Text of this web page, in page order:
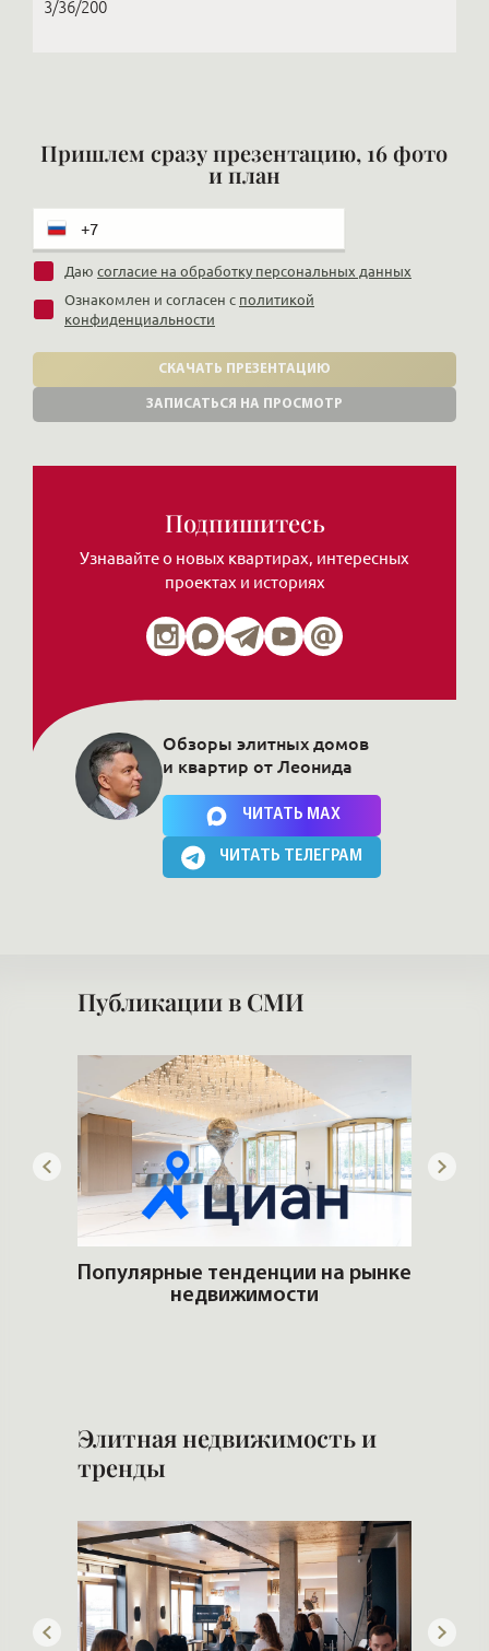
3/36/200
Пришлем сразу презентацию, 16 фото
и план
Даю согласие на обработку персональных данных
Ознакомлен и согласен с политикой
конфиденциальности
СКАЧАТЬ ПРЕЗЕНТАЦИЮ
ЗАПИСАТЬСЯ НА ПРОСМОТР
Подпишитесь
Узнавайте о новых квартирах, интересных
проектах и историях
Нажимая на кнопку, Вы соглашаетесь c политикой сайта
Обзоры элитных домов
и квартир от Леонида
ЧИТАТЬ MAX
ЧИТАТЬ ТЕЛЕГРАМ
Публикации в СМИ
Популярные тенденции на рынке
недвижимости
Элитная недвижимость и
тренды